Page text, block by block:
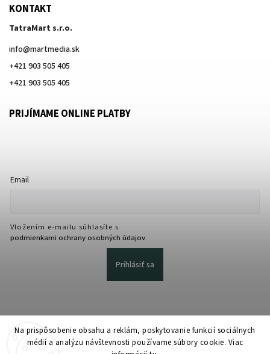
Na prispôsobenie obsahu a reklám, poskytovanie funkcií sociálnych
médií a analýzu návštevnosti používame súbory cookie. Viac
KONTAKT
TatraMart s.r.o.
info@martmedia.sk
+421 903 505 405
+421 903 505 405
PRIJÍMAME ONLINE PLATBY
Email
Vložením e-mailu súhlasíte s
podmienkami ochrany osobných údajov
Prihlásiť sa